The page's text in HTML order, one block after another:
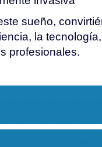
sueño,
la
profesionales.